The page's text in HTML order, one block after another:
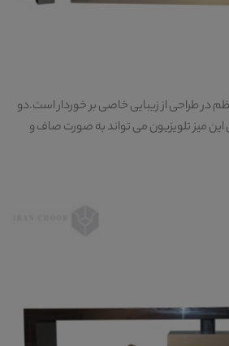
در طراحی از زیبایی خاصی بر خوردار است.دو
میز تلویزیون می تواند به صورت صاف و